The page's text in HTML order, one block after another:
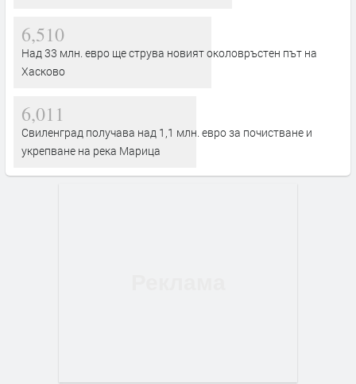
6,510
Над 33 млн. евро ще струва новият околовръстен път на
Хасково
6,011
Свиленград получава над 1,1 млн. евро за почистване и
укрепване на река Марица